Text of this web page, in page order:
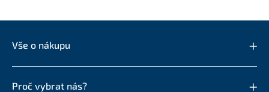
Vše o nákupu
Proč vybrat nás?